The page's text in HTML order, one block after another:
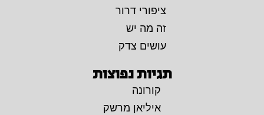
ציפורי דרור
זה מה יש
עושים צדק
תגיות נפוצות
קורונה
איליאן מרשק